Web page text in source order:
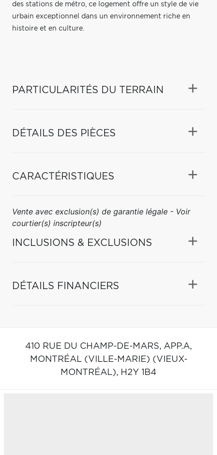
des stations de métro, ce logement offre un style de vie
urbain exceptionnel dans un environnement riche en
histoire et en culture.
PARTICULARITÉS DU TERRAIN
DÉTAILS DES PIÈCES
CARACTÉRISTIQUES
Vente avec exclusion(s) de garantie légale - Voir
courtier(s) inscripteur(s)
INCLUSIONS & EXCLUSIONS
DÉTAILS FINANCIERS
410 RUE DU CHAMP-DE-MARS, APP.A,
MONTRÉAL (VILLE-MARIE) (VIEUX-
MONTRÉAL), H2Y 1B4